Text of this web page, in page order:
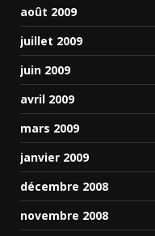
août 2009
juillet 2009
juin 2009
avril 2009
mars 2009
janvier 2009
décembre 2008
novembre 2008